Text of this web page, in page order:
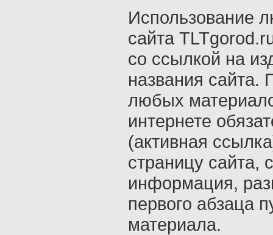
Использование
сайта
со ссылкой на
названия сайта.
любых
интернете
(активная
страницу сайта,
информация,
первого абзаца
материала.